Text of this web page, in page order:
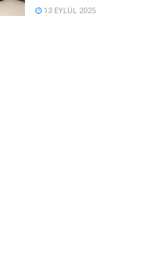
13 EYLÜL 2025